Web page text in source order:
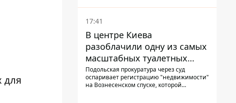
для
17:41
В центре Киева
разоблачили одну из самых
масштабных туалетных
схем с фиктивным домом
Подольская прокуратура через суд
оспаривает регистрацию "недвижимости"
на Вознесенском спуске, которой